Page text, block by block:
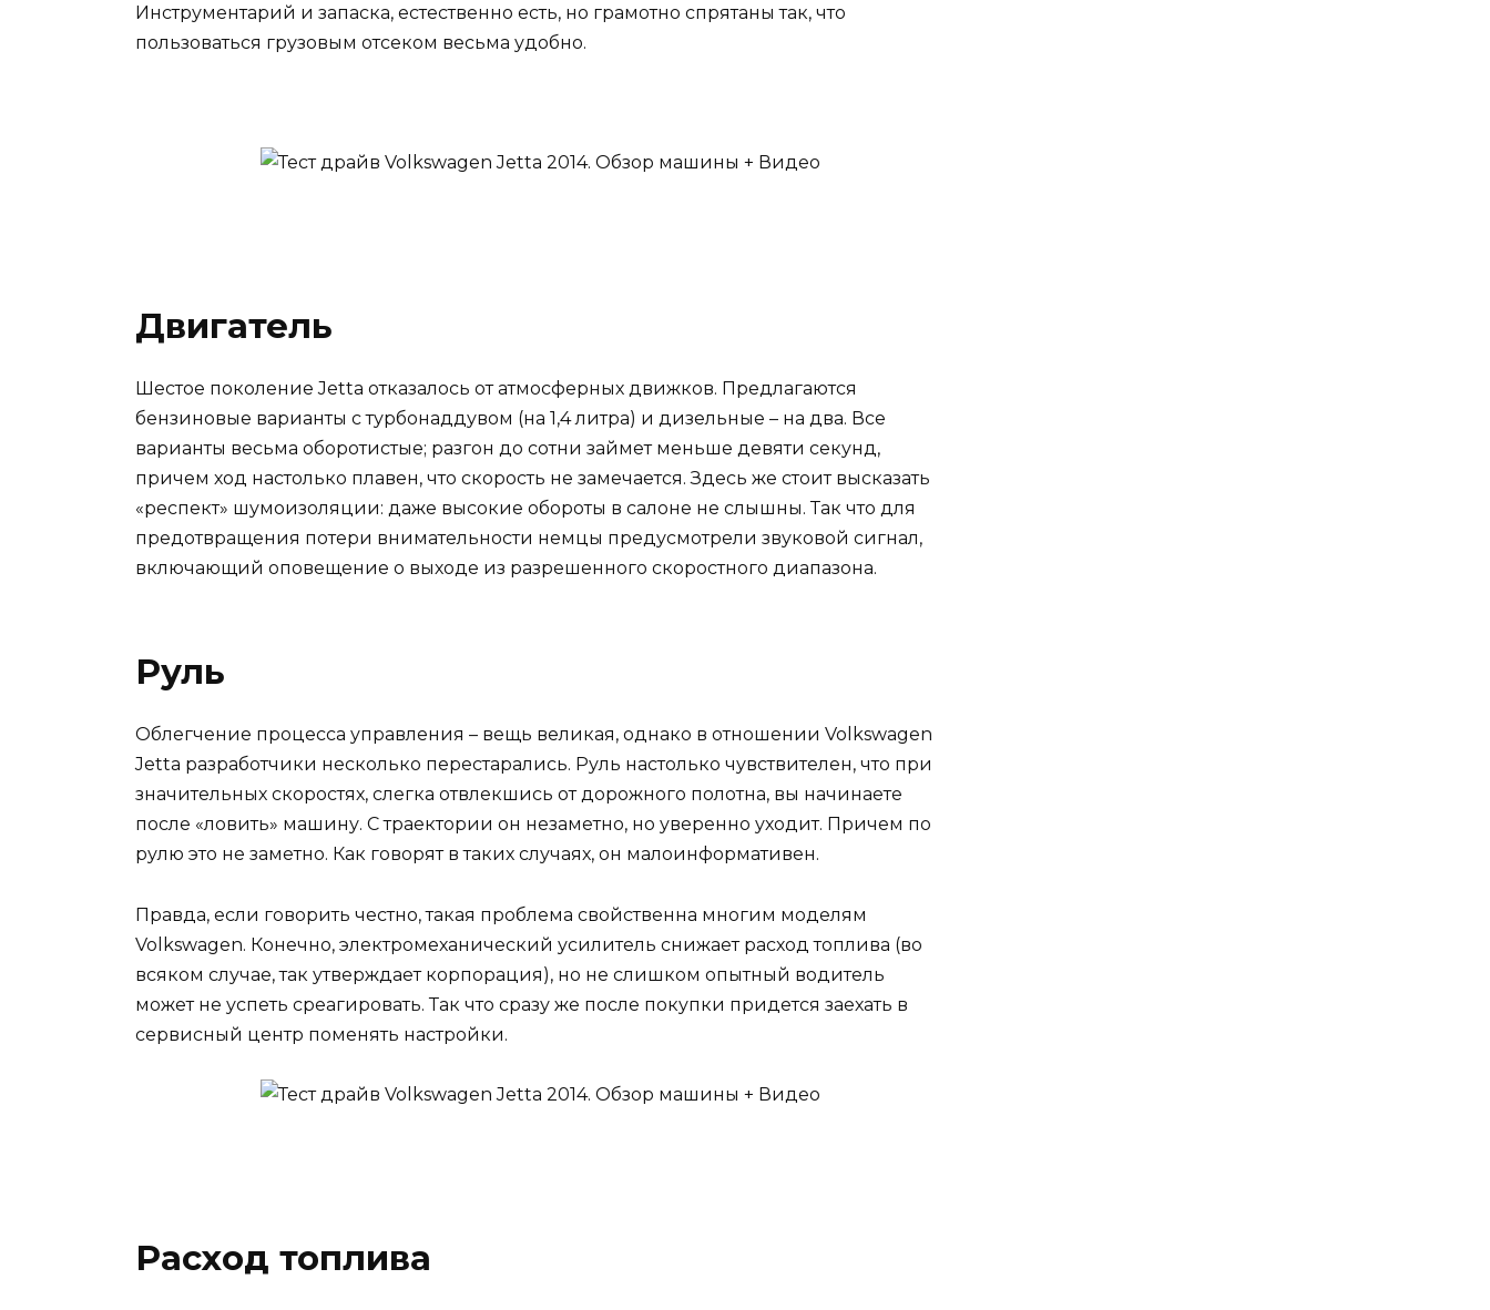
Инструментарий и запаска, естественно есть, но грамотно спрятаны так, что
пользоваться грузовым отсеком весьма удобно.
Двигатель
Шестое поколение Jetta отказалось от атмосферных движков. Предлагаются
бензиновые варианты с турбонаддувом (на 1,4 литра) и дизельные – на два. Все
варианты весьма оборотистые; разгон до сотни займет меньше девяти секунд,
причем ход настолько плавен, что скорость не замечается. Здесь же стоит высказать
«респект» шумоизоляции: даже высокие обороты в салоне не слышны. Так что для
предотвращения потери внимательности немцы предусмотрели звуковой сигнал,
включающий оповещение о выходе из разрешенного скоростного диапазона.
Руль
Облегчение процесса управления – вещь великая, однако в отношении Volkswagen
Jetta разработчики несколько перестарались. Руль настолько чувствителен, что при
значительных скоростях, слегка отвлекшись от дорожного полотна, вы начинаете
после «ловить» машину. С траектории он незаметно, но уверенно уходит. Причем по
рулю это не заметно. Как говорят в таких случаях, он малоинформативен.
Правда, если говорить честно, такая проблема свойственна многим моделям
Volkswagen. Конечно, электромеханический усилитель снижает расход топлива (во
всяком случае, так утверждает корпорация), но не слишком опытный водитель
может не успеть среагировать. Так что сразу же после покупки придется заехать в
сервисный центр поменять настройки.
Расход топлива